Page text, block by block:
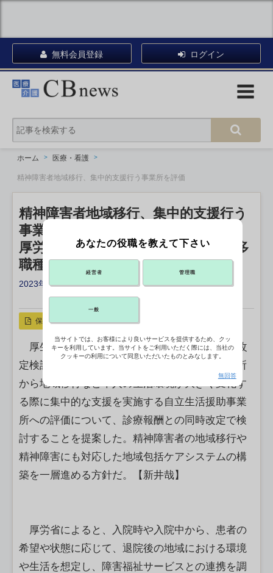
無料会員登録 ログイン
ホーム 医療・看護
精神障害者地域移行、集中的支援行う事業所を評価
精神障害者地域移行、集中的支援行う
事業所を評価
厚労省が同時改定での検討を提案、多
職種支援も
2023年10月30日 17:50
リンクをコピー
保存
厚生労働省は30日、障害福祉サービス等報酬改
定検討チームの会合で、精神障害者の入院・入所
から地域移行など本人の生活環境が大きく変化す
る際に集中的な支援を実施する自立生活援助事業
所への評価について、診療報酬との同時改定で検
討することを提案した。精神障害者の地域移行や
精神障害にも対応した地域包括ケアシステムの構
築を一層進める方針だ。【新井哉】
厚労省によると、入院時や入院中から、患者の
希望や状態に応じて、退院後の地域における環境
や生活を想定し、障害福祉サービスとの連携を調
あなたの役職を教えて下さい
経営者 管理職
一般
当サイトでは、お客様により良いサービスを提供するため、クッ
キーを利用しています。当サイトをご利用いただく際には、当社の
クッキーの利用について同意いただいたものとみなします。
無回答